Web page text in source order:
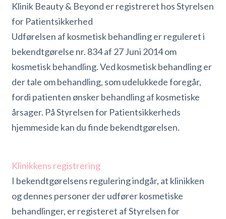
Klinik Beauty & Beyond er registreret hos Styrelsen
for Patientsikkerhed
Udførelsen af kosmetisk behandling er reguleret i
bekendtgørelse nr. 834 af 27 Juni 2014 om
kosmetisk behandling. Ved kosmetisk behandling er
der tale om behandling, som udelukkede foregår,
fordi patienten ønsker behandling af kosmetiske
årsager. På Styrelsen for Patientsikkerheds
hjemmeside kan du finde bekendtgørelsen.
Klinikkens registrering
I bekendtgørelsens regulering indgår, at klinikken
og dennes personer der udfører kosmetiske
behandlinger, er registeret af Styrelsen for